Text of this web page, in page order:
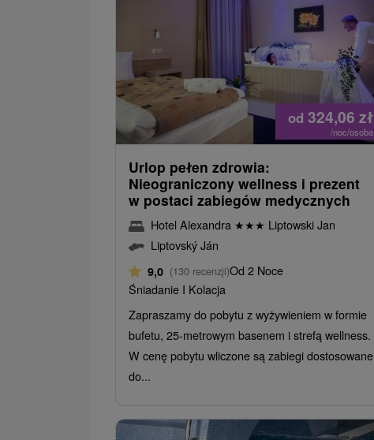
od 324,06 zł
/noc/osoba
Urlop pełen zdrowia:
Nieograniczony wellness i prezent
w postaci zabiegów medycznych
Hotel Alexandra ★★★ Liptowski Jan
Liptovský Ján
9,0 (130 recenzji)Od 2 Noce
Śniadanie I Kolacja
Zapraszamy do pobytu z wyżywieniem w formie
bufetu, 25-metrowym basenem i strefą wellness.
W cenę pobytu wliczone są zabiegi dostosowane
do...